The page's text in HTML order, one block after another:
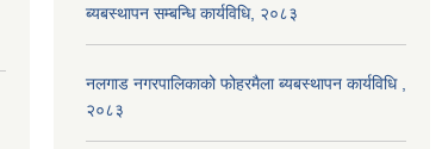
ब्यबस्थापन सम्बन्धि कार्यविधि, २०८३
नलगाड नगरपालिकाको फोहरमैला ब्यबस्थापन कार्यविधि ,
२०८३